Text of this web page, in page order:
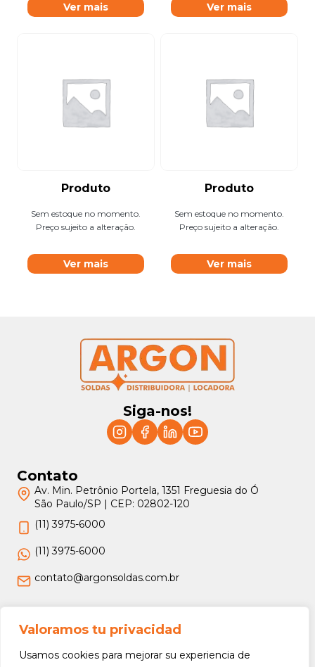
Valoramos tu privacidad
Usamos cookies para mejorar su experiencia de
Ver mais Ver mais
Produto
Sem estoque no momento.
Preço sujeito a alteração.
Ver mais
Produto
Sem estoque no momento.
Preço sujeito a alteração.
Ver mais
Siga-nos!
Contato
Av. Min. Petrônio Portela, 1351 Freguesia do Ó
São Paulo/SP | CEP: 02802-120
(11) 3975-6000
(11) 3975-6000
contato@argonsoldas.com.br
Jurídico
Termos e Condições
Política de Privacidade